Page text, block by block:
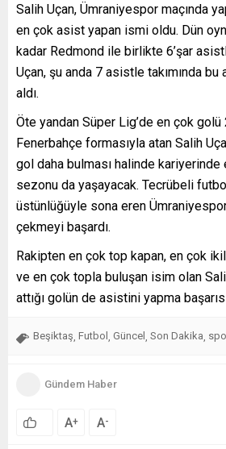
Salih Uçan, Ümraniyespor maçında
en çok asist yapan ismi oldu. Dün
kadar Redmond ile birlikte 6’şar
Uçan, şu anda 7 asistle takımında bu
aldı.
Öte yandan Süper Lig’de en çok
Fenerbahçe formasıyla atan Salih
gol daha bulması halinde kariyerinde
sezonu da yaşayacak. Tecrübeli
üstünlüğüyle sona eren
çekmeyi başardı.
Rakipten en çok top kapan, en çok
ve en çok topla buluşan isim olan
attığı golün de asistini yapma
Beşiktaş Futbol Güncel Son Dakika
Gündem Haber
A+ A-